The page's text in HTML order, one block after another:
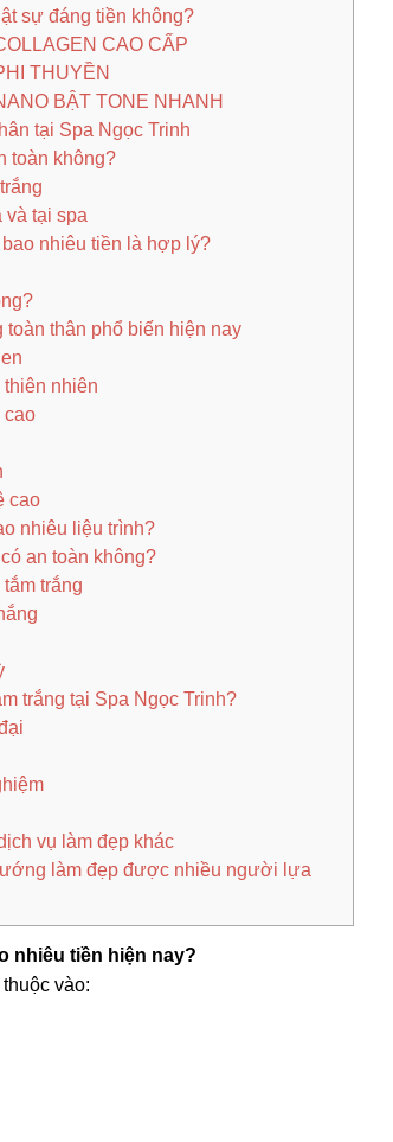
sự đáng tiền không?
CAO CẤP
THUYỀN
BẬT TONE NHANH
tại Spa Ngọc Trinh
toàn không?
và tại spa
bao nhiêu tiền là hợp lý?
toàn thân phổ biến hiện nay
nhiên
cao
cao
nhiêu liệu trình?
an toàn không?
trắng
trắng tại Spa Ngọc Trinh?
vụ làm đẹp khác
làm đẹp được nhiều người lựa
nhiêu tiền hiện nay?
vào: